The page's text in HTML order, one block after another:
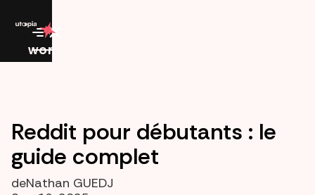
work
Reddit pour débutants : le
guide complet
deNathan GUEDJ